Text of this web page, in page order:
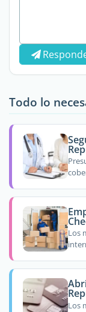
Todo lo
Los
Los